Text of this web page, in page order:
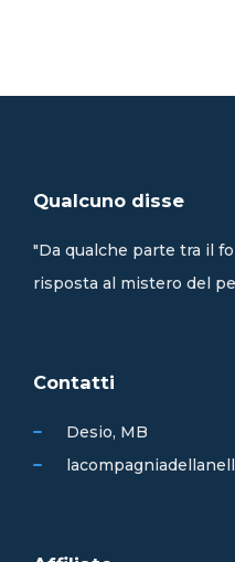
Qualcuno disse
"Da qualche parte tra il
risposta al mistero del
Contatti
Desio, MB